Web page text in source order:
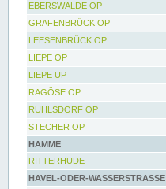
EBERSWALDE OP
GRAFENBRÜCK OP
LEESENBRÜCK OP
LIEPE OP
LIEPE UP
RAGÖSE OP
RUHLSDORF OP
STECHER OP
HAMME
RITTERHUDE
HAVEL-ODER-WASSERSTRASSE